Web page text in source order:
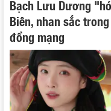
Bạch Lưu Dương
Biên, nhan sắc
đồng mạng